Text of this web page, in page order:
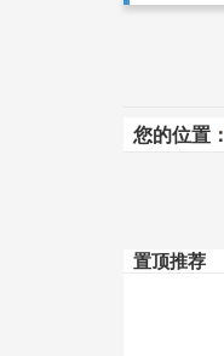
您的位置：
置顶推荐